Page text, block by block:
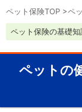
ペット保険TOP >ペ
ペット保険の基礎知
ペットの